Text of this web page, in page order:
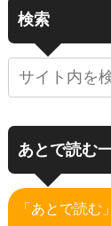
検索
あとで読む
「あとで読